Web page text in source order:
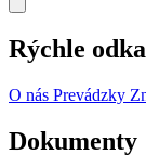
Rýchle
O nás Prevádzky
Dokumenty